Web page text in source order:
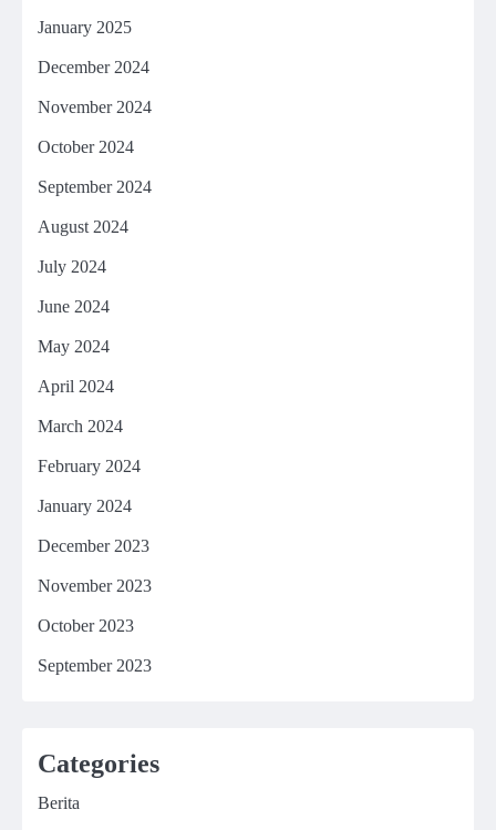
January 2025
December 2024
November 2024
October 2024
September 2024
August 2024
July 2024
June 2024
May 2024
April 2024
March 2024
February 2024
January 2024
December 2023
November 2023
October 2023
September 2023
Categories
Berita